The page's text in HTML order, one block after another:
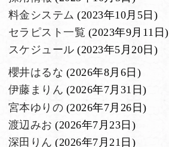
料金システム (2023年10月5日)
セラピスト一覧 (2023年9月11日)
スケジュール (2023年5月20日)
櫻井はるな (2026年8月6日)
伊藤まりん (2026年7月31日)
宮本ゆりの (2026年7月26日)
渡辺みお (2026年7月23日)
深田りん (2026年7月21日)